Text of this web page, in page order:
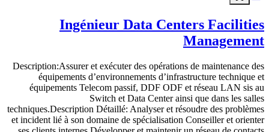
Ingénieur Data Centers Facilities
Management
Description:Assurer et exécuter des opérations de maintenance des
équipements d’environnements d’infrastructure technique et
équipements Telecom passif, DDF ODF et réseau LAN sis au
Switch et Data Center ainsi que dans les salles
techniques.Description Détaillé: Analyser et résoudre des problèmes
et incident lié à son domaine de spécialisation Conseiller et orienter